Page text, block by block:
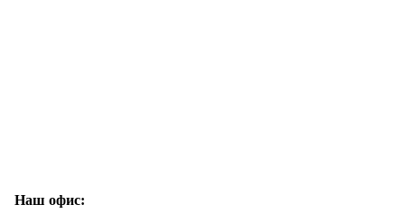
Наш офис: